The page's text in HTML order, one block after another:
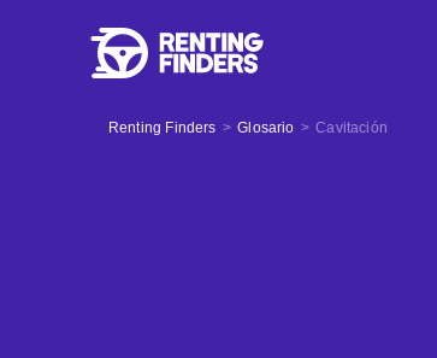
Renting Finders > Glosario > Cavitación